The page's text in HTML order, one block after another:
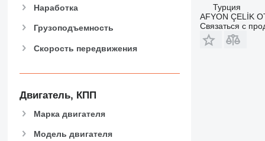
950
955
962
966
980
982
Наработка
Грузоподъемность
Скорость передвижения
Двигатель, КПП
Марка двигателя
Модель двигателя
Турция
AFYON ÇELİK
Связаться с